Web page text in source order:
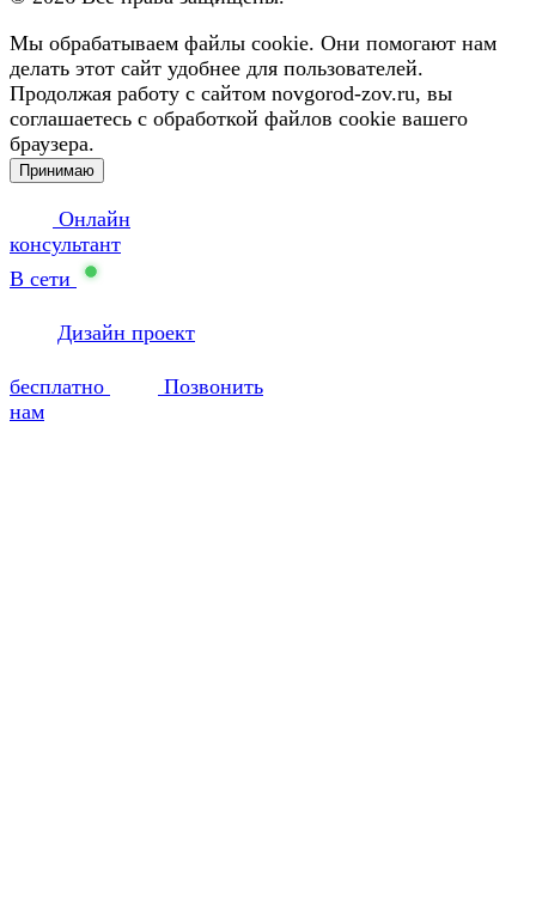
Мы обрабатываем файлы cookie. Они помогают нам
делать этот сайт удобнее для пользователей.
Продолжая работу с сайтом novgorod-zov.ru, вы
соглашаетесь с обработкой файлов cookie вашего
браузера.
Принимаю
Онлайн
консультант
В сети
Дизайн проект
бесплатно
Позвонить
нам